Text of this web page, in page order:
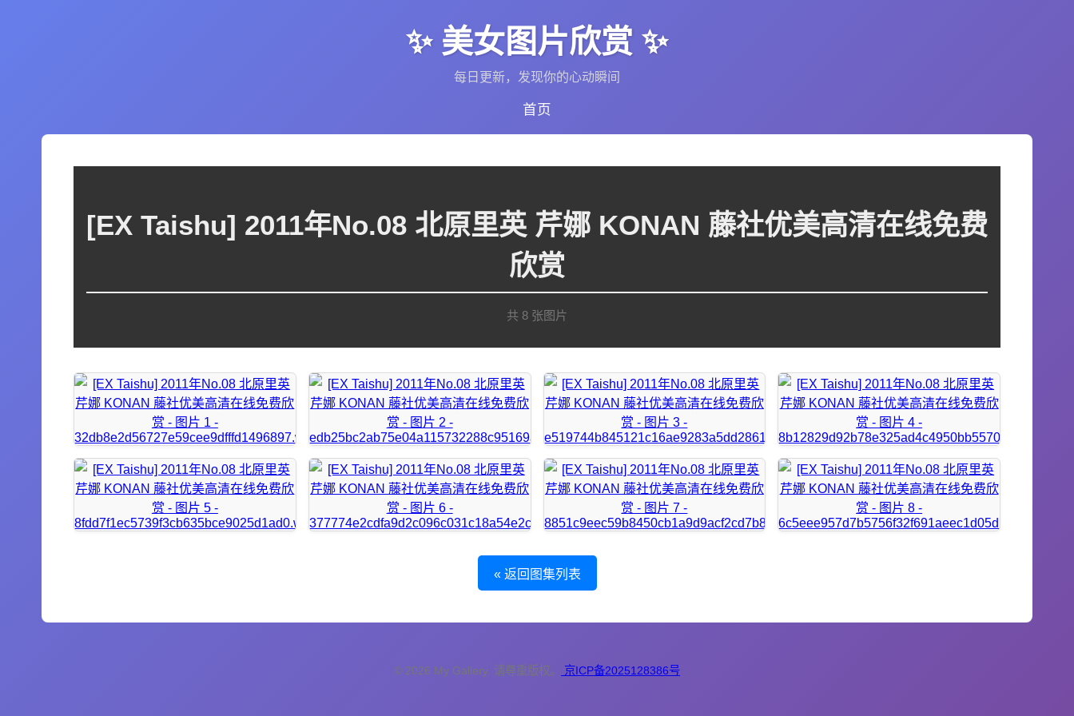
✨ 美女图片欣赏 ✨
每日更新，发现你的心动瞬间
首页
[EX Taishu] 2011年No.08 北原里英 芹娜 KONAN 藤社优美高清在线免费
欣赏
共 8 张图片
« 返回图集列表
© 2026 My Gallery. 请尊重版权。 京ICP备2025128386号